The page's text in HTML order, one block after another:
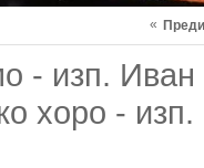
«
- изп.
хоро -